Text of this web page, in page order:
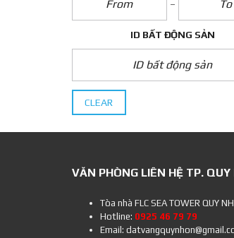
ID BẤT ĐỘNG SẢN
CLEAR
VĂN PHÒNG LIÊN HỆ TP. QUY
Tòa nhà FLC SEA TOWER QUY
Hotline: 0925 46 79 79
Email: